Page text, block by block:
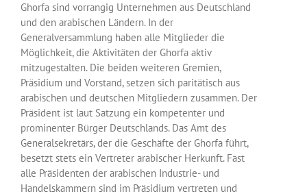
Ghorfa sind vorrangig Unternehmen aus Deutschland
und den arabischen Ländern. In der
Generalversammlung haben alle Mitglieder die
Möglichkeit, die Aktivitäten der Ghorfa aktiv
mitzugestalten. Die beiden weiteren Gremien,
Präsidium und Vorstand, setzen sich paritätisch aus
arabischen und deutschen Mitgliedern zusammen. Der
Präsident ist laut Satzung ein kompetenter und
prominenter Bürger Deutschlands. Das Amt des
Generalsekretärs, der die Geschäfte der Ghorfa führt,
besetzt stets ein Vertreter arabischer Herkunft. Fast
alle Präsidenten der arabischen Industrie- und
Handelskammern sind im Präsidium vertreten und